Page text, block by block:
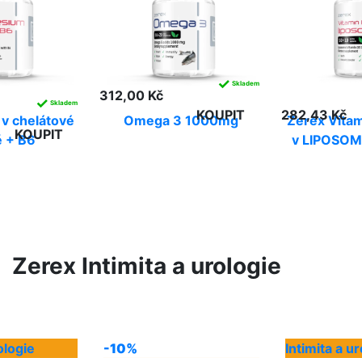
chelátové
+ B6
✓ Skladem
KOUPIT
Omega 3 1000mg
312,00 Kč
✓ Skladem
KOUPIT
Zerex
v
282,43 Kč
Zerex Intimita a urologie
-10%
Intimita a